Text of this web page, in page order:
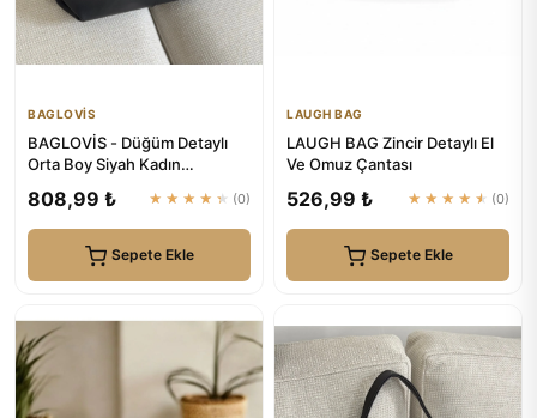
BAGLOVİS
BAGLOVİS - Düğüm Detaylı
Orta Boy Siyah Kadın
Çantas...
808,99 ₺ ★★★★★ (0)
Sepete Ekle
LAUGH BAG
LAUGH BAG Zincir Detaylı El
Ve Omuz Çantası
526,99 ₺ ★★★★★ (0)
Sepete Ekle